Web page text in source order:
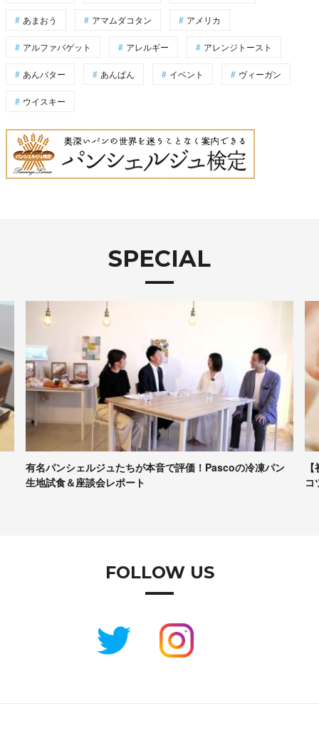
あまおう アマムダコタン アメリカ
アルファバゲット アレルギー アレンジトースト
あんバター あんぱん イベント ヴィーガン
ウイスキー
SPECIAL
【初心者向け】パンづくりの最低限の道具、かかる時間、
コツなど……専門家に聞きま…
FOLLOW US